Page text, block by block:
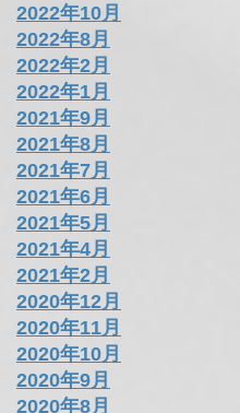
2022年10月
2022年8月
2022年2月
2022年1月
2021年9月
2021年8月
2021年7月
2021年6月
2021年5月
2021年4月
2021年2月
2020年12月
2020年11月
2020年10月
2020年9月
2020年8月